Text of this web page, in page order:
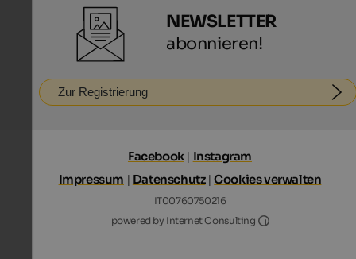
NEWSLETTER
abonnieren!
Zur Registrierung
Facebook| Instagram
Impressum | Datenschutz|Cookies verwalten
IT00760750216
powered by Internet Consulting
Internet